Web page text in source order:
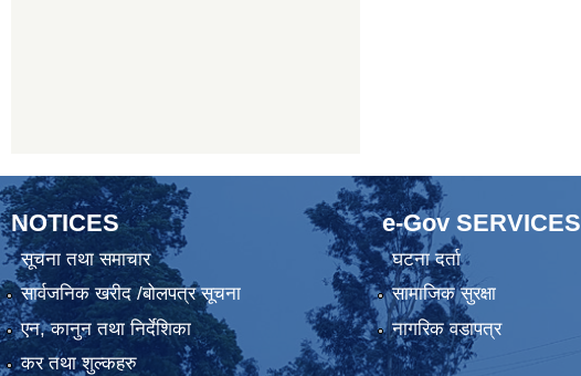
NOTICES
सूचना तथा समाचार
सार्वजनिक खरीद /बोलपत्र सूचना
एन, कानुन तथा निर्देशिका
कर तथा शुल्कहरु
e-Gov SERVICES
घटना दर्ता
सामाजिक सुरक्षा
नागरिक वडापत्र